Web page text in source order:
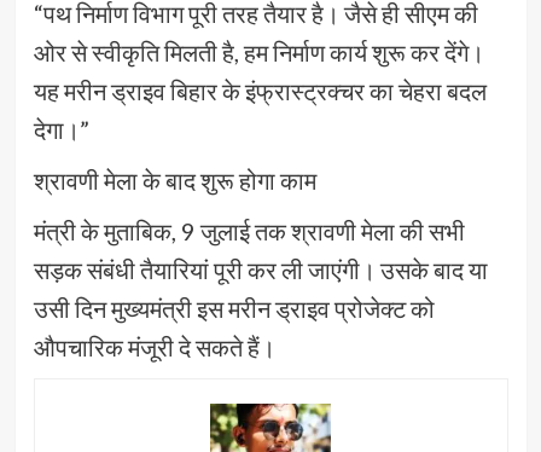
“पथ निर्माण विभाग पूरी तरह तैयार है। जैसे ही सीएम की
ओर से स्वीकृति मिलती है, हम निर्माण कार्य शुरू कर देंगे।
यह मरीन ड्राइव बिहार के इंफ्रास्ट्रक्चर का चेहरा बदल
देगा।”
श्रावणी मेला के बाद शुरू होगा काम
मंत्री के मुताबिक, 9 जुलाई तक श्रावणी मेला की सभी
सड़क संबंधी तैयारियां पूरी कर ली जाएंगी। उसके बाद या
उसी दिन मुख्यमंत्री इस मरीन ड्राइव प्रोजेक्ट को
औपचारिक मंजूरी दे सकते हैं।